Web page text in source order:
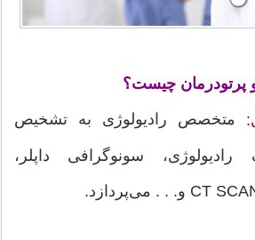
پرتودرمان چیست؟
متخصص رادیولوژی به تشخیص
سونوگرافی داپلر،